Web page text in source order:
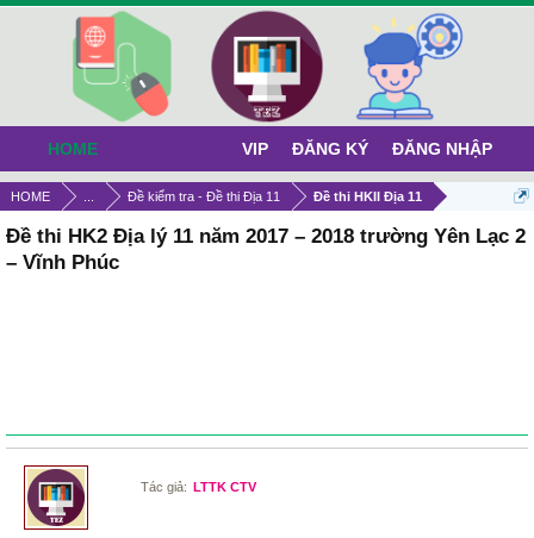
HOME Đề kiểm tra - Đề thi Địa 11 Đề thi HKII Địa 11
Đề thi HK2 Địa lý 11 năm 2017 – 2018 trường Yên Lạc 2
– Vĩnh Phúc
Tác giả: LTTK CTV
HOME VIP ĐĂNG KÝ ĐĂNG NHẬP